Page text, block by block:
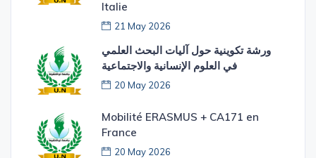
Italie
21 May 2026
ورشة تكوينية حول آليات البحث العلمي
في العلوم الإنسانية والاجتماعية
20 May 2026
Mobilité ERASMUS + CA171 en
France
20 May 2026